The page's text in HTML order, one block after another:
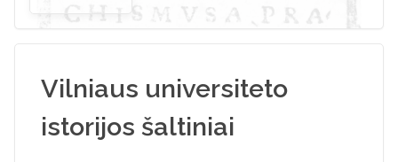
Vilniaus universiteto
istorijos šaltiniai